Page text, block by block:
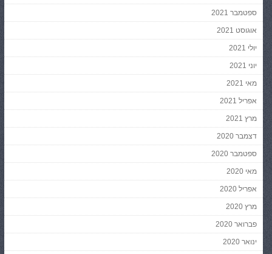
ספטמבר 2021
אוגוסט 2021
יולי 2021
יוני 2021
מאי 2021
אפריל 2021
מרץ 2021
דצמבר 2020
ספטמבר 2020
מאי 2020
אפריל 2020
מרץ 2020
פברואר 2020
ינואר 2020